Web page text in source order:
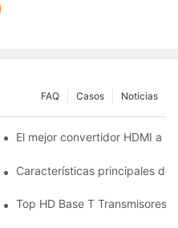
Noticias
Casos
FAQ
KVM se destaquen?
El mejor convertidor HDMI a
ahorra dinero a largo plazo
Características principales de
HDMI de Brand HD
Top HD Base T Transmisores